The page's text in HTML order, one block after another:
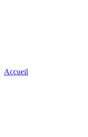
Accueil